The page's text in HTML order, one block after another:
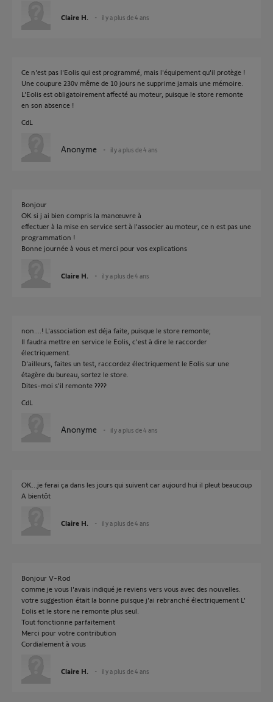
Claire H. il y a plus de 4 ans
Ce n'est pas l'Eolis qui est programmé, mais l'équipement qu'il protège !
Une coupure 230v même de 10 jours ne supprime jamais une mémoire.
L'Eolis est obligatoirement affecté au moteur, puisque le store remonte
en son absence !
CdL
Anonyme il y a plus de 4 ans
Bonjour
OK si j ai bien compris la manœuvre à
effectuer à la mise en service sert à l'associer au moteur, ce n est pas une
programmation !
Bonne journée à vous et merci pour vos explications
Claire H. il y a plus de 4 ans
non....! L'association est déja faite, puisque le store remonte;
Il faudra mettre en service le Eolis, c'est à dire le raccorder
électriquement.
D'ailleurs, faites un test, raccordez électriquement le Eolis sur une
étagère du bureau, sortez le store.
Dites-moi s'il remonte ????
CdL
Anonyme il y a plus de 4 ans
OK...je ferai ça dans les jours qui suivent car aujourd hui il pleut beaucoup
A bientôt
Claire H. il y a plus de 4 ans
Bonjour V-Rod
comme je vous l'avais indiqué je reviens vers vous avec des nouvelles.
votre suggestion était la bonne puisque j'ai rebranché électriquement L'
Eolis et le store ne remonte plus seul.
Tout fonctionne parfaitement
Merci pour votre contribution
Cordialement à vous
Claire H. il y a plus de 4 ans